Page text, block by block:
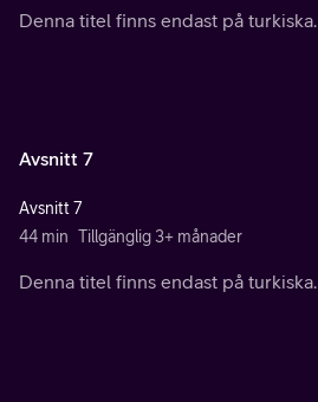
Denna titel finns endast på turkiska.
Avsnitt 7
Avsnitt 7
44 min Tillgänglig 3+ månader
Denna titel finns endast på turkiska.